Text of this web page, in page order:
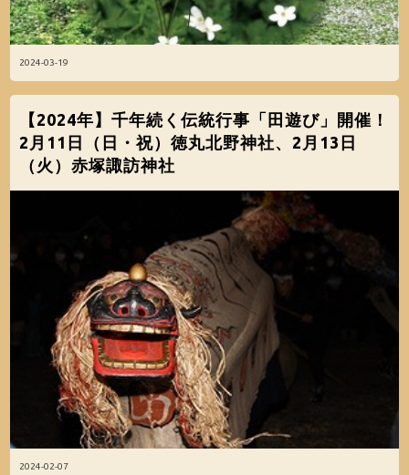
2024-03-19
2024-02-07
【2024年】千年続く伝統行事「田遊び」開催！
2月11日（日・祝）徳丸北野神社、2月13日
（火）赤塚諏訪神社